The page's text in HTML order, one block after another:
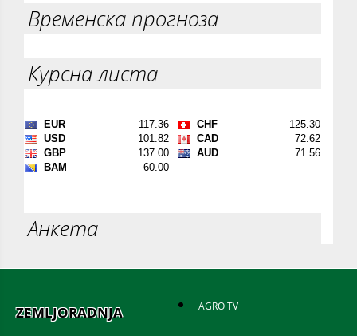
Временска прогноза
Курсна листа
Анкета
ZEMLJORADNJA AGRO TV